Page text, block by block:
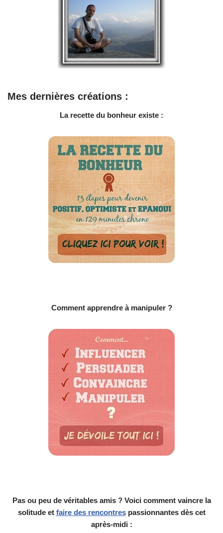
Mes dernières créations :
La recette du bonheur existe :
Comment apprendre à manipuler ?
Pas ou peu de véritables amis ? Voici comment vaincre la
solitude et faire des rencontrespassionnantes dès cet
après-midi :